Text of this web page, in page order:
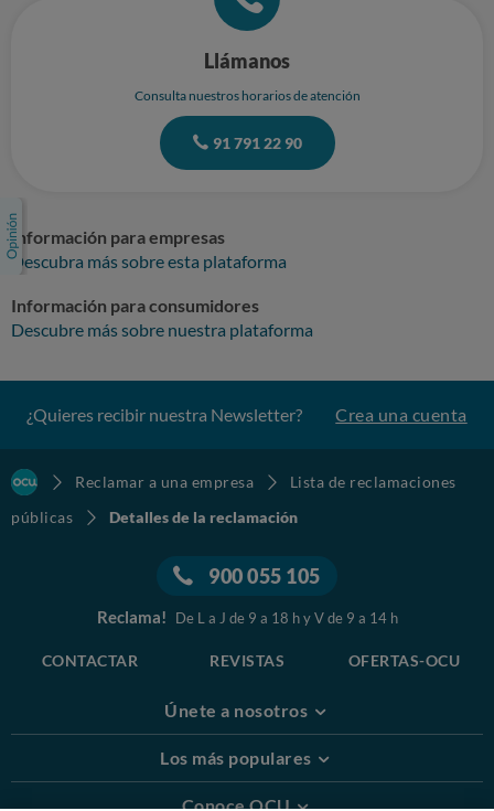
Llámanos
Consulta nuestros horarios de atención
91 791 22 90
Información para empresas
Descubra más sobre esta plataforma
Información para consumidores
Descubre más sobre nuestra plataforma
¿Quieres recibir nuestra Newsletter? Crea una cuenta
Reclamar a una empresa
Lista de reclamaciones
públicas
Detalles de la reclamación
900 055 105
Reclama! De L a J de 9 a 18 h y V de 9 a 14 h
CONTACTAR REVISTAS OFERTAS-OCU
Únete a nosotros
Los más populares
Conoce OCU